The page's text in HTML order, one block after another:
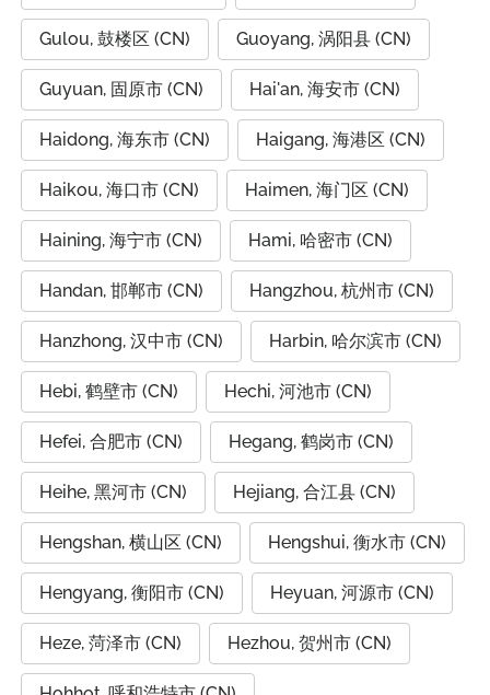
Gulou, 鼓楼区 (CN) Guoyang, 涡阳县 (CN)
Guyuan, 固原市 (CN) Hai'an, 海安市 (CN)
Haidong, 海东市 (CN) Haigang, 海港区 (CN)
Haikou, 海口市 (CN) Haimen, 海门区 (CN)
Haining, 海宁市 (CN) Hami, 哈密市 (CN)
Handan, 邯郸市 (CN) Hangzhou, 杭州市 (CN)
Hanzhong, 汉中市 (CN) Harbin, 哈尔滨市 (CN)
Hebi, 鹤壁市 (CN) Hechi, 河池市 (CN)
Hefei, 合肥市 (CN) Hegang, 鹤岗市 (CN)
Heihe, 黑河市 (CN) Hejiang, 合江县 (CN)
Hengshan, 横山区 (CN) Hengshui, 衡水市 (CN)
Hengyang, 衡阳市 (CN) Heyuan, 河源市 (CN)
Heze, 菏泽市 (CN) Hezhou, 贺州市 (CN)